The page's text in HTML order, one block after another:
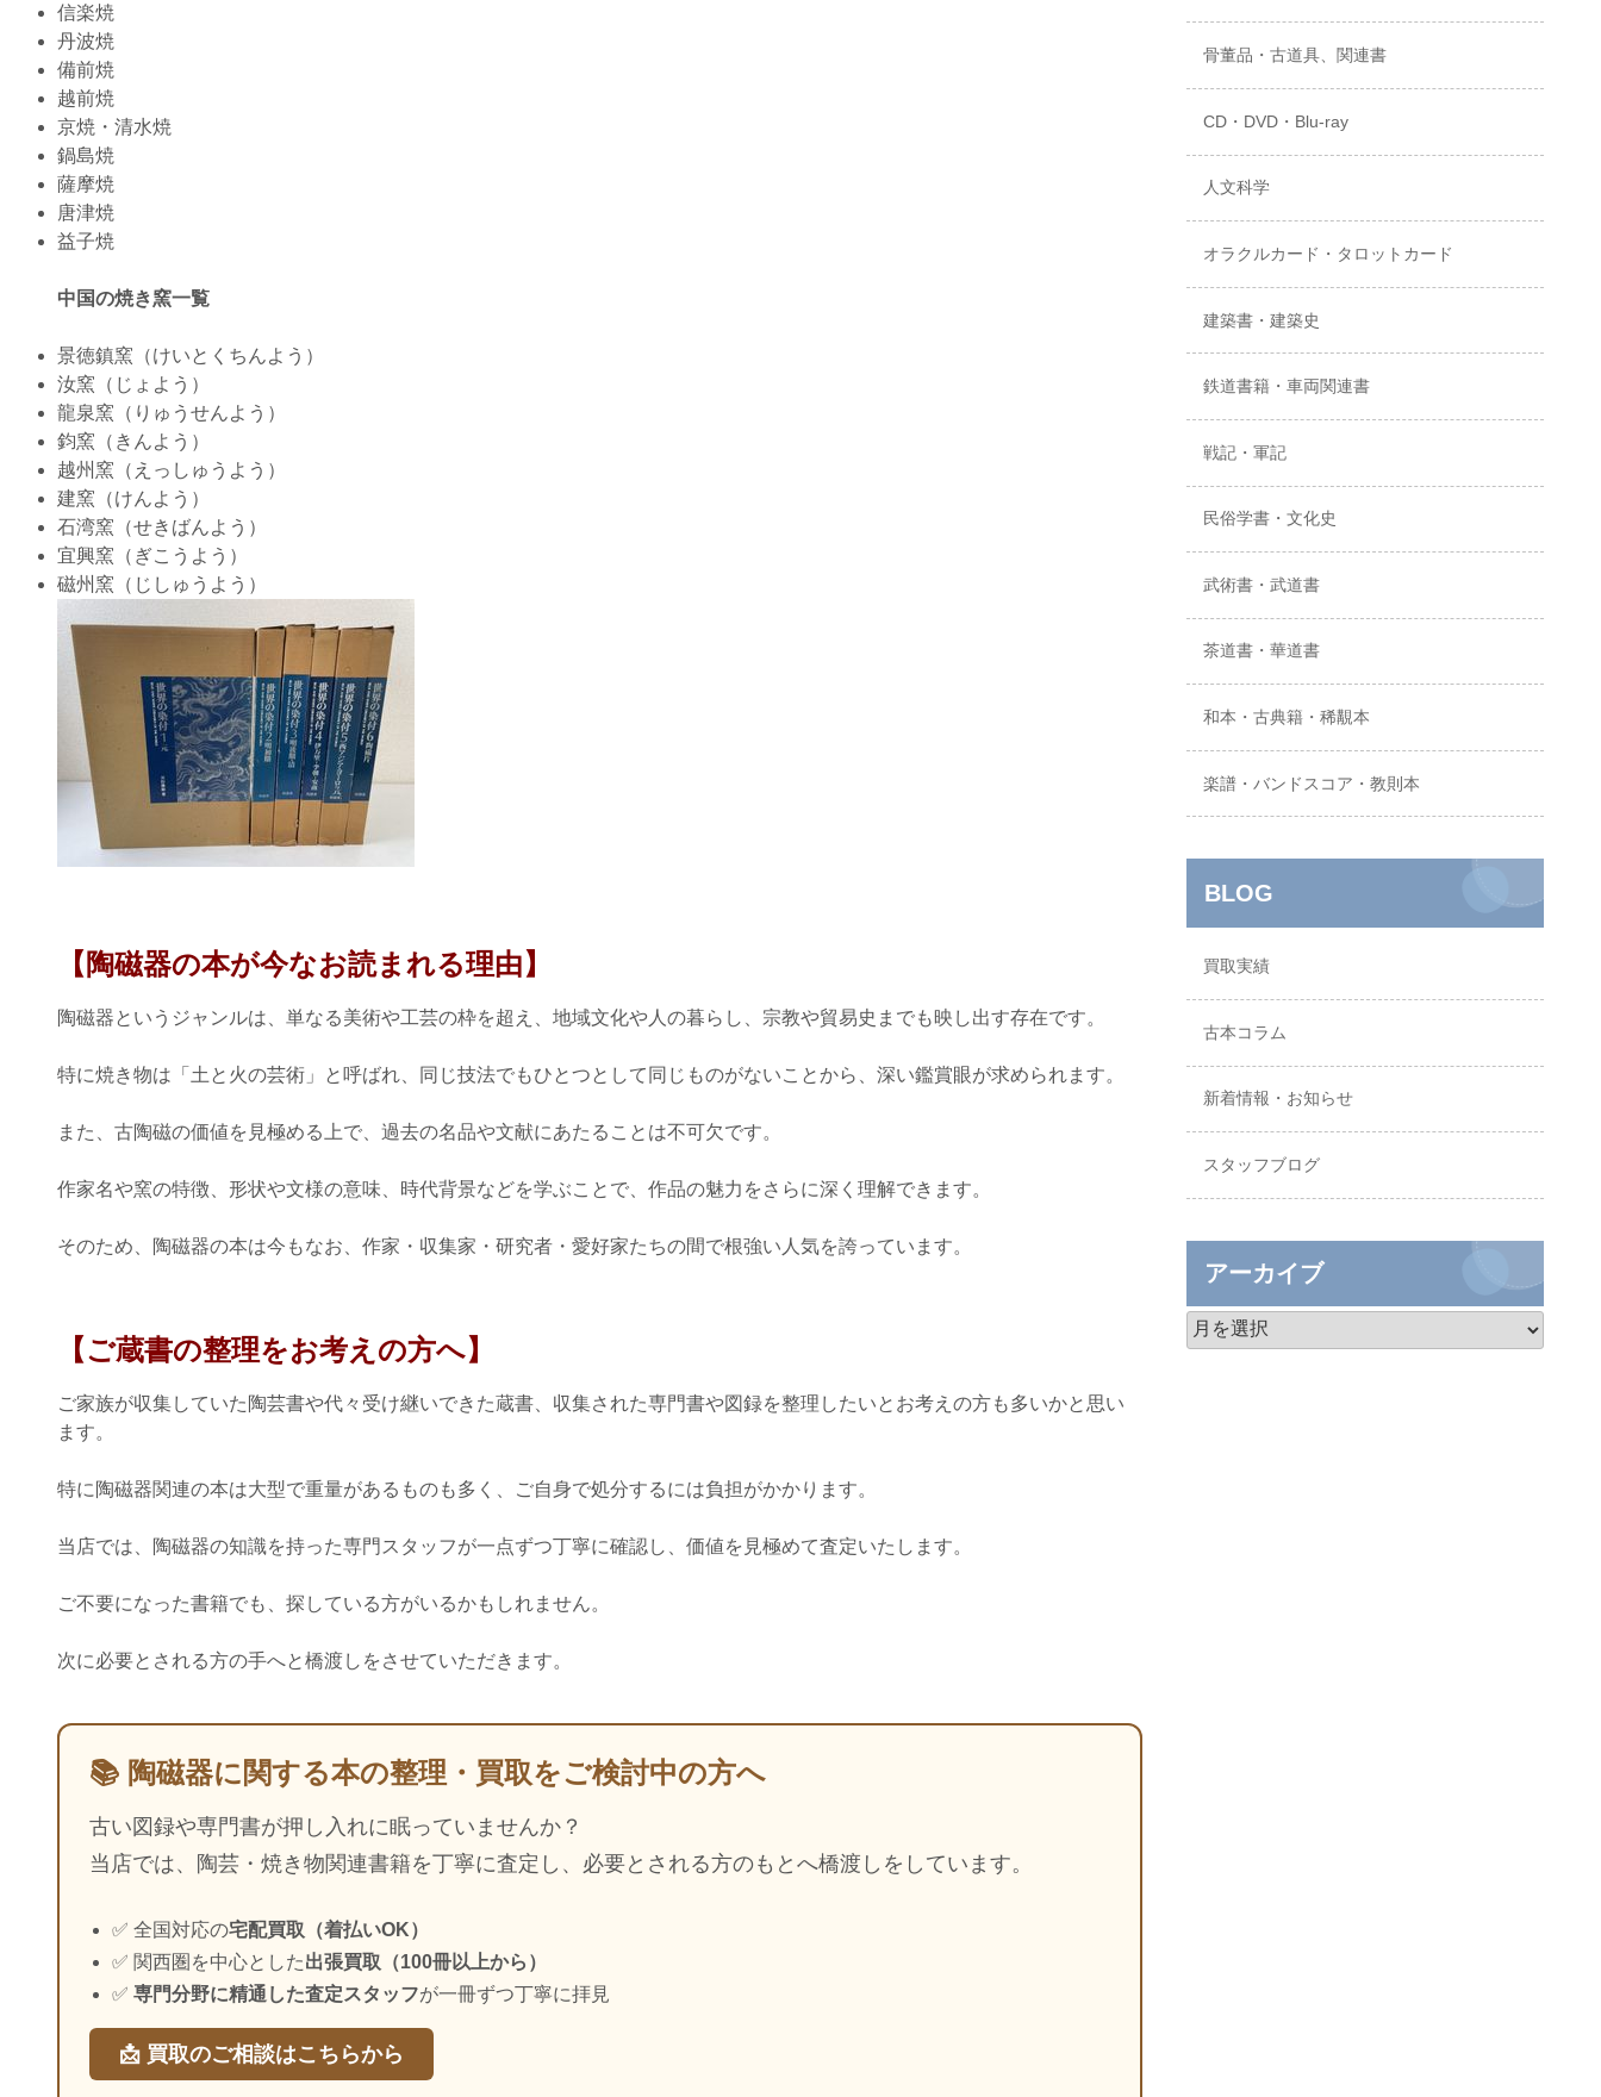
信楽焼
丹波焼
備前焼
越前焼
京焼・清水焼
鍋島焼
薩摩焼
唐津焼
益子焼
中国の焼き窯一覧
景徳鎮窯（けいとくちんよう）
汝窯（じょよう）
龍泉窯（りゅうせんよう）
鈞窯（きんよう）
越州窯（えっしゅうよう）
建窯（けんよう）
石湾窯（せきばんよう）
宜興窯（ぎこうよう）
磁州窯（じしゅうよう）
【陶磁器の本が今なお読まれる理由】
陶磁器というジャンルは、単なる美術や工芸の枠を超え、地域文化や人の暮らし、宗教や貿易史までも映し出す存在です。
特に焼き物は「土と火の芸術」と呼ばれ、同じ技法でもひとつとして同じものがないことから、深い鑑賞眼が求められます。
また、古陶磁の価値を見極める上で、過去の名品や文献にあたることは不可欠です。
作家名や窯の特徴、形状や文様の意味、時代背景などを学ぶことで、作品の魅力をさらに深く理解できます。
そのため、陶磁器の本は今もなお、作家・収集家・研究者・愛好家たちの間で根強い人気を誇っています。
【ご蔵書の整理をお考えの方へ】
ご家族が収集していた陶芸書や代々受け継いできた蔵書、収集された専門書や図録を整理したいとお考えの方も多いかと思い
ます。
特に陶磁器関連の本は大型で重量があるものも多く、ご自身で処分するには負担がかかります。
当店では、陶磁器の知識を持った専門スタッフが一点ずつ丁寧に確認し、価値を見極めて査定いたします。
ご不要になった書籍でも、探している方がいるかもしれません。
次に必要とされる方の手へと橋渡しをさせていただきます。
📚 陶磁器に関する本の整理・買取をご検討中の方へ
古い図録や専門書が押し入れに眠っていませんか？
当店では、陶芸・焼き物関連書籍を丁寧に査定し、必要とされる方のもとへ橋渡しをしています。
✅ 全国対応の宅配買取（着払いOK）
✅ 関西圏を中心とした出張買取（100冊以上から）
✅専門分野に精通した査定スタッフが一冊ずつ丁寧に拝見
📩 買取のご相談はこちらから
骨董品・古道具、関連書
CD・DVD・Blu-ray
人文科学
オラクルカード・タロットカード
建築書・建築史
鉄道書籍・車両関連書
戦記・軍記
民俗学書・文化史
武術書・武道書
茶道書・華道書
和本・古典籍・稀覯本
楽譜・バンドスコア・教則本
BLOG
買取実績
古本コラム
新着情報・お知らせ
スタッフブログ
アーカイブ